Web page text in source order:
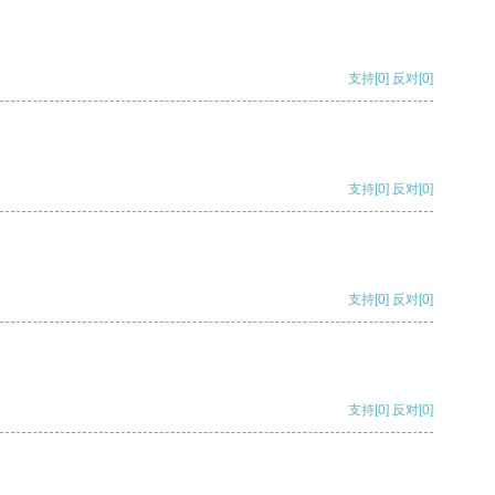
支持[0] 反对[0]
支持[0] 反对[0]
支持[0] 反对[0]
支持[0] 反对[0]